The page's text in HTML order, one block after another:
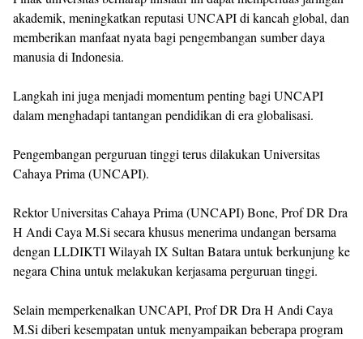
akademik, meningkatkan reputasi UNCAPI di kancah global, dan
memberikan manfaat nyata bagi pengembangan sumber daya
manusia di Indonesia.
Langkah ini juga menjadi momentum penting bagi UNCAPI
dalam menghadapi tantangan pendidikan di era globalisasi.
Pengembangan perguruan tinggi terus dilakukan Universitas
Cahaya Prima (UNCAPI).
Rektor Universitas Cahaya Prima (UNCAPI) Bone, Prof DR Dra
H Andi Caya M.Si secara khusus menerima undangan bersama
dengan LLDIKTI Wilayah IX Sultan Batara untuk berkunjung ke
negara China untuk melakukan kerjasama perguruan tinggi.
Selain memperkenalkan UNCAPI, Prof DR Dra H Andi Caya
M.Si diberi kesempatan untuk menyampaikan beberapa program